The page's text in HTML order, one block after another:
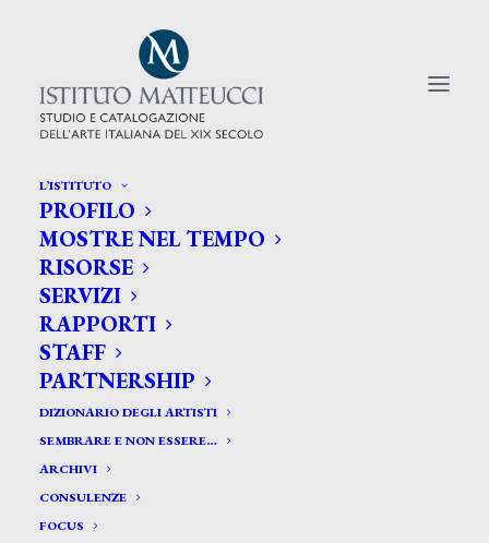
L’ISTITUTO
PROFILO
MOSTRE NEL TEMPO
RISORSE
SERVIZI
RAPPORTI
STAFF
PARTNERSHIP
DIZIONARIO DEGLI ARTISTI
SEMBRARE E NON ESSERE…
ARCHIVI
CONSULENZE
FOCUS
CERCA TRA GLI ARTISTI:
Search
for:
Carattoni G.